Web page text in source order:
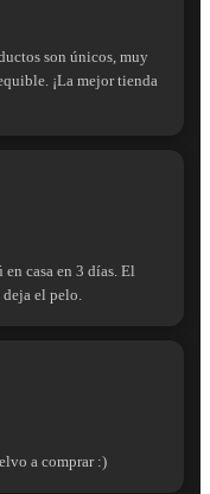
son únicos, muy
¡La mejor tienda
casa en 3 días. El
el pelo.
a comprar :)